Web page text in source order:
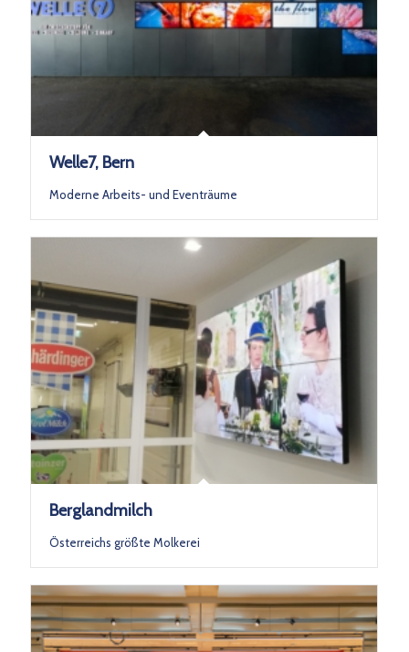
Welle7, Bern
Moderne Arbeits- und Eventräume
Berglandmilch
Österreichs größte Molkerei